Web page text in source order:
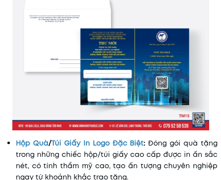
Hộp Quà/Túi Giấy In Logo Đặc Biệt: Đóng gói quà tặng
trong những chiếc hộp/túi giấy cao cấp được in ấn sắc
nét, có tính thẩm mỹ cao, tạo ấn tượng chuyên nghiệp
ngay từ khoảnh khắc trao tặng.